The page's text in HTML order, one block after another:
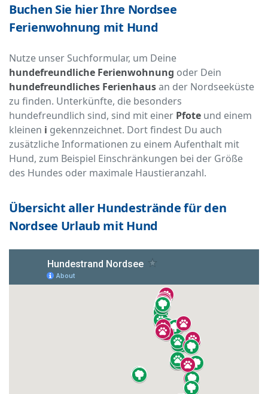
Buchen Sie hier Ihre Nordsee
Ferienwohnung mit Hund
Nutze unser Suchformular, um Deine
hundefreundliche Ferienwohnung oder Dein
hundefreundliches Ferienhausan der Nordseeküste
zu finden. Unterkünfte, die besonders
hundefreundlich sind, sind mit einer Pfote und einem
kleinen i gekennzeichnet. Dort findest Du auch
zusätzliche Informationen zu einem Aufenthalt mit
Hund, zum Beispiel Einschränkungen bei der Größe
des Hundes oder maximale Haustieranzahl.
Übersicht aller Hundestrände für den
Nordsee Urlaub mit Hund